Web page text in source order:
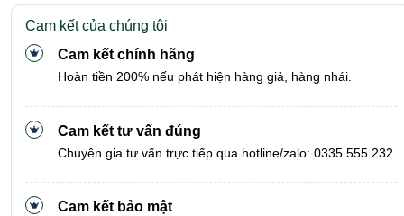
Cam kết của chúng tôi
Cam kết chính hãng
Hoàn tiền 200% nếu phát hiện hàng giả, hàng nhái.
Cam kết tư vấn đúng
Chuyên gia tư vấn trực tiếp qua hotline/zalo: 0335 555 232
Cam kết bảo mật